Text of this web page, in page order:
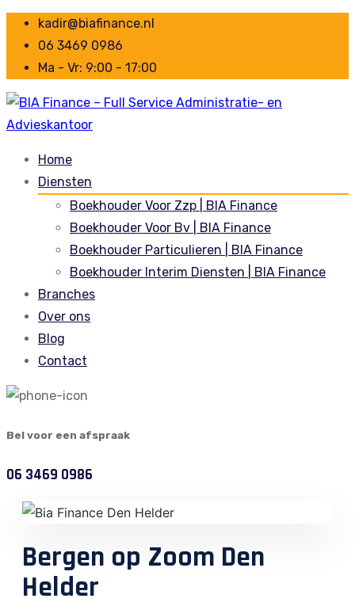
kadir@biafinance.nl
06 3469 0986
Ma - Vr: 9:00 - 17:00
Home
Diensten
Boekhouder Voor Zzp | BIA Finance
Boekhouder Voor Bv | BIA Finance
Boekhouder Particulieren | BIA Finance
Boekhouder Interim Diensten | BIA Finance
Branches
Over ons
Blog
Contact
Bel voor een afspraak
06 3469 0986
Bergen op Zoom Den
Helder